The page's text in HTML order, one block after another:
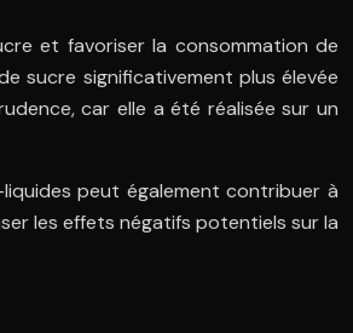
et favoriser la consommation de
sucre significativement plus élevée
car elle a été réalisée sur un
peut également contribuer à
les effets négatifs potentiels sur la